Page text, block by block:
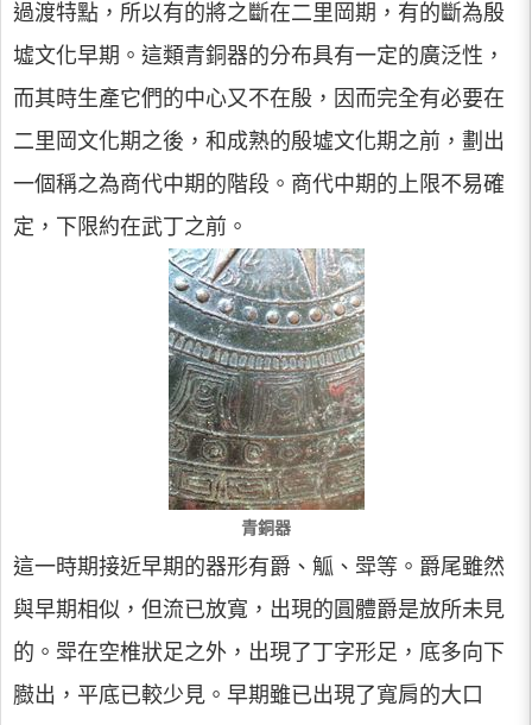
過渡特點，所以有的將之斷在二里岡期，有的斷為殷
墟文化早期。這類青銅器的分布具有一定的廣泛性，
而其時生產它們的中心又不在殷，因而完全有必要在
二里岡文化期之後，和成熟的殷墟文化期之前，劃出
一個稱之為商代中期的階段。商代中期的上限不易確
定，下限約在武丁之前。
青銅器
這一時期接近早期的器形有爵、觚、斝等。爵尾雖然
與早期相似，但流已放寬，出現的圓體爵是放所未見
的。斝在空椎狀足之外，出現了丁字形足，底多向下
臌出，平底已較少見。早期雖已出現了寬肩的大口